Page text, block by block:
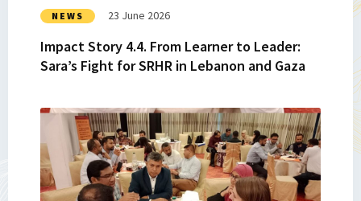
NEWS 23 June 2026
Impact Story 4.4. From Learner to Leader:
Sara’s Fight for SRHR in Lebanon and Gaza
Sara’s
Fight
for
SRHR
Lebanon
Gaza
Read
about
Impact
Story